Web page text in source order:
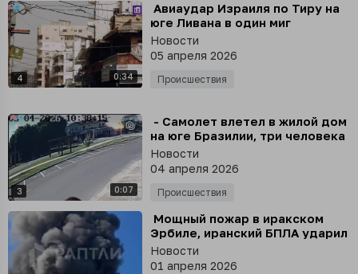
4 0:34
⁣ Авиаудар Израиля по Тиру на
юге Ливана в один миг
полностью обрушил жилой дом
Новости
05 апреля 2026
Происшествия
3 0:07
⁣ - Самолет влетел в жилой дом
на юге Бразилии, три человека
погибли, - портал G1
Новости
04 апреля 2026
Происшествия
⁣ Мощный пожар в иракском
Эрбиле, иранский БПЛА ударил
по нефтеперерабатывающему
заводу британской компании
Новости
01 апреля 2026